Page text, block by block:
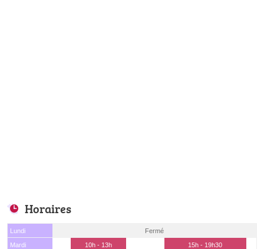
Horaires
Lundi
Fermé
Mardi
10h - 13h
15h - 19h30